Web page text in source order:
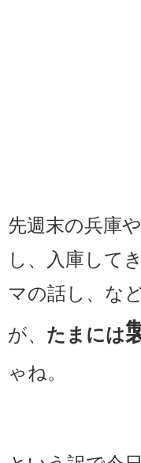
先週末の兵庫
し、
入庫して
マの話し、な
が、 たまには
ゃね。